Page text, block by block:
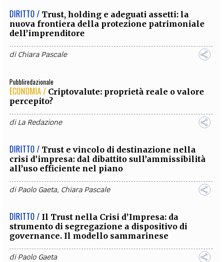
DIRITTO / Trust, holding e adeguati assetti: la
nuova frontiera della protezione patrimoniale
dell’imprenditore
diChiara Pascale
Pubbliredazionale
ECONOMIA / Criptovalute: proprietà reale o valore
percepito?
diLa Redazione
DIRITTO / Trust e vincolo di destinazione nella
crisi d’impresa: dal dibattito sull’ammissibilità
all’uso efficiente nel piano
diPaolo Gaeta, Chiara Pascale
DIRITTO / Il Trust nella Crisi d’Impresa: da
strumento di segregazione a dispositivo di
governance. Il modello sammarinese
diPaolo Gaeta